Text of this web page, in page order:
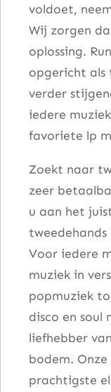
voldoet,
Wij zorgen
oplossing.
opgericht als
verder
iedere
favoriete lp
Zoekt naar
zeer
u aan het
tweedehands
Voor iedere
muziek in
popmuziek
disco en soul
liefhebber
bodem.
prachtigste